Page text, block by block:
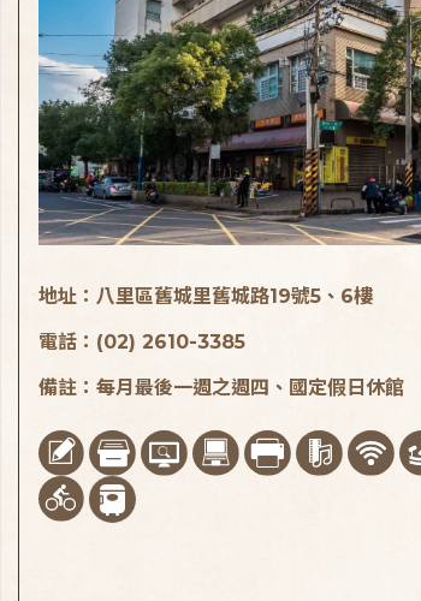
地址：八里區舊城里舊城路19號5、6樓
電話：(02) 2610-3385
備註：每月最後一週之週四、國定假日休館